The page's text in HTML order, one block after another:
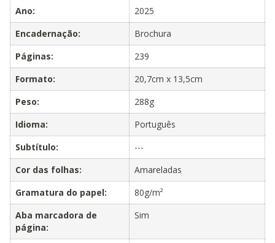
Ano:
2025
Encadernação:
Brochura
Páginas:
239
Formato:
20,7cm x 13,5cm
Peso:
288g
Idioma:
Português
Subtítulo:
---
Cor das folhas:
Amareladas
Gramatura do papel:
80g/m²
Aba marcadora de
página:
Sim